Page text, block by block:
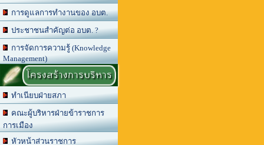
การดูแลการทำงานของ อบต.
ประชาชนสำคัญต่อ อบต. ?
การจัดการความรู้ (Knowledge
Management)
โครงสร้างการบริหาร
ทำเนียบฝ่ายสภา
คณะผู้บริหารฝ่ายข้าราชการ
การเมือง
หัวหน้าส่วนราชการ